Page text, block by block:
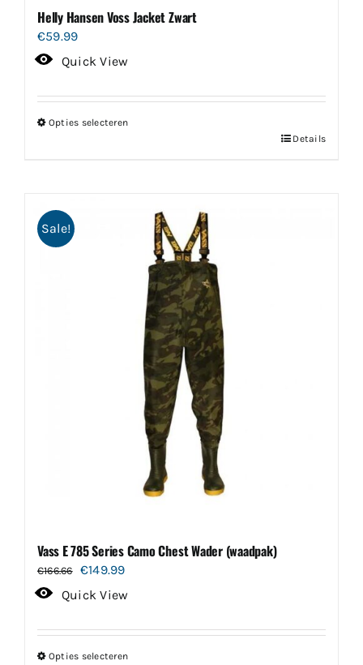
de
productpagina
Helly Hansen Voss Jacket Zwart
€59.99
Quick View
Opties selecteren
meerdere
variaties.
Deze
Details
Sale!
Vass E 785 Series Camo Chest Wader (waadpak)
€166.66
Oorspronkelijke
prijs
€166.66.
€149.99Huidige
prijs
€149.99.
Quick View
Opties selecteren